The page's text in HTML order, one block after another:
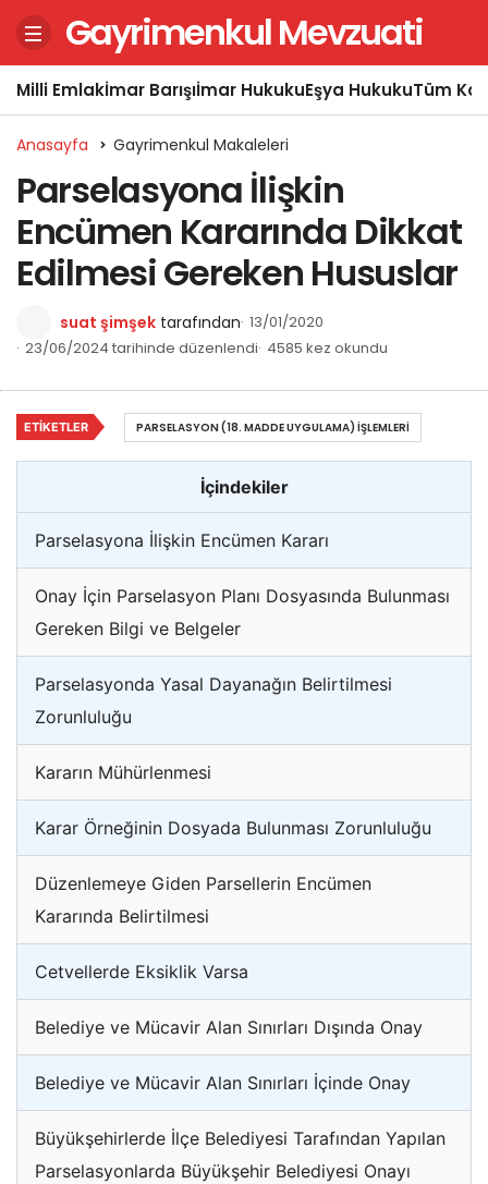
Gayrimenkul Mevzuati
Milli Emlakİmar Barışıİmar HukukuEşya HukukuTüm
Anasayfa Gayrimenkul Makaleleri
Parselasyona İlişkin
Encümen Kararında Dikkat
Edilmesi Gereken Hususlar
suat şimşek tarafından 13/01/2020
23/06/2024 tarihinde düzenlendi 4585 kez okundu
İçindekiler
Parselasyona İlişkin Encümen Kararı
Onay İçin Parselasyon Planı Dosyasında Bulunması
Gereken Bilgi ve Belgeler
Parselasyonda Yasal Dayanağın Belirtilmesi
Zorunluluğu
Kararın Mühürlenmesi
Karar Örneğinin Dosyada Bulunması Zorunluluğu
Düzenlemeye Giden Parsellerin Encümen
Kararında Belirtilmesi
Cetvellerde Eksiklik Varsa
Belediye ve Mücavir Alan Sınırları Dışında Onay
Belediye ve Mücavir Alan Sınırları İçinde Onay
Büyükşehirlerde İlçe Belediyesi Tarafından Yapılan
Parselasyonlarda Büyükşehir Belediyesi Onayı
ETIKETLER PARSELASYON (18. MADDE UYGULAMA) İŞLEMLERI